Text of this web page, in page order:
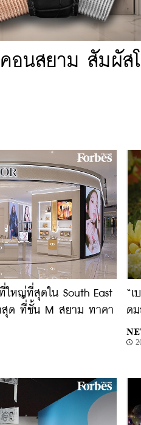
อนสยาม สัมผัส
ใหญ่ที่สุดใน South East
สุด ที่ชั้น M สยาม ทาคา
“
ด